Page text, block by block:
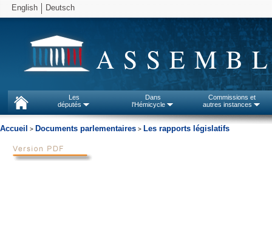
English Deutsch
Les
députés
Dans
l'Hémicycle
Commissions et
autres instances
Accueil > Documents parlementaires > Les rapports législatifs